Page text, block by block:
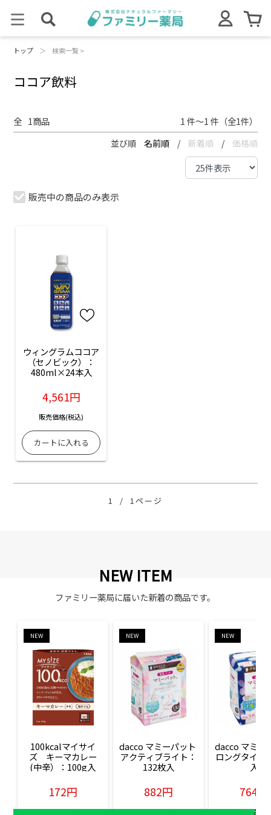
トップ ＞ 検索一覧 >
ココア飲料
全 1商品 1 件～1 件（全1件）
並び順 名前順 / 新着順 / 価格順
販売中の商品のみ表示
ウィングラムココア
（セノビック）：
480ml×24本入
4,561円
販売価格(税込)
1 / 1ページ
NEW ITEM
ファミリー薬局に届いた新着の商品です。
NEW
100kcalマイサイ
ズ　キーマカレー
(中辛）：100g入
172円
販売価格(税込)
NEW
dacco マミーパット
アクティブライト：
132枚入
882円
販売価格(税込)
NEW
dacco マミー
ロングタイム
入
764円
販売価格(税